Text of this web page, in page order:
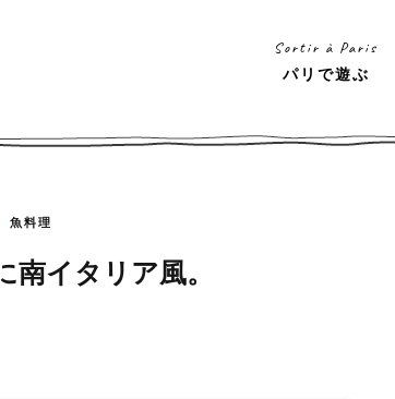
Sortir à Paris
パリで遊ぶ
魚料理
イタリア風。